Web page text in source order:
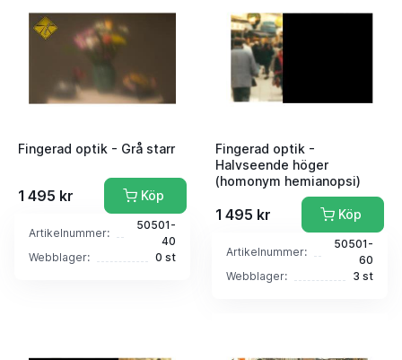
Fingerad optik - Grå starr
1 495 kr Köp
Artikelnummer:
50501-
40
Webblager:
0 st
Fingerad optik -
Halvseende höger
(homonym hemianopsi)
1 495 kr Köp
Artikelnummer:
50501-
60
Webblager:
3 st